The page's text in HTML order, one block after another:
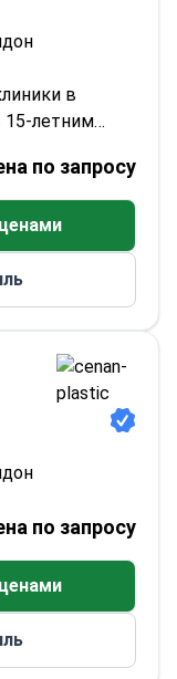
в
15-летним
образование
в
Кеттеринга
Клиника
и
советах по
по запросу
по запросу